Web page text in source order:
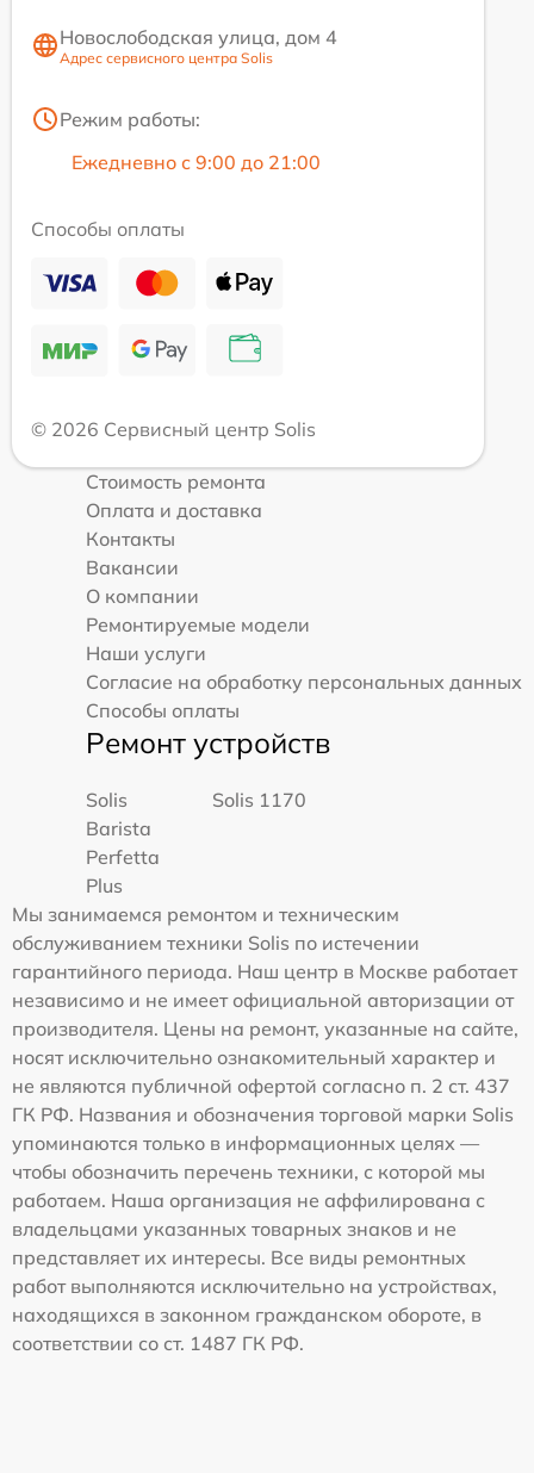
Новослободская улица, дом 4
Адрес сервисного центра Solis
Режим работы:
Ежедневно с 9:00 до 21:00
Способы оплаты
© 2026 Сервисный центр Solis
Стоимость ремонта
Оплата и доставка
Контакты
Вакансии
О компании
Ремонтируемые модели
Наши услуги
Согласие на обработку персональных данных
Способы оплаты
Ремонт устройств
Solis
Barista
Perfetta
Plus
Solis 1170
Мы занимаемся ремонтом и техническим
обслуживанием техники Solis по истечении
гарантийного периода. Наш центр в Москве работает
независимо и не имеет официальной авторизации от
производителя. Цены на ремонт, указанные на сайте,
носят исключительно ознакомительный характер и
не являются публичной офертой согласно п. 2 ст. 437
ГК РФ. Названия и обозначения торговой марки Solis
упоминаются только в информационных целях —
чтобы обозначить перечень техники, с которой мы
работаем. Наша организация не аффилирована с
владельцами указанных товарных знаков и не
представляет их интересы. Все виды ремонтных
работ выполняются исключительно на устройствах,
находящихся в законном гражданском обороте, в
соответствии со ст. 1487 ГК РФ.